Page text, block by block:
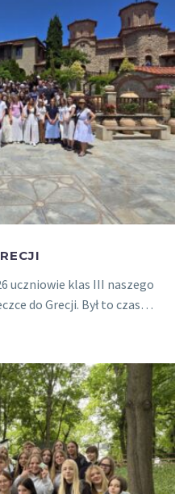
uczniowie klas III naszego
do Grecji. Był to czas…